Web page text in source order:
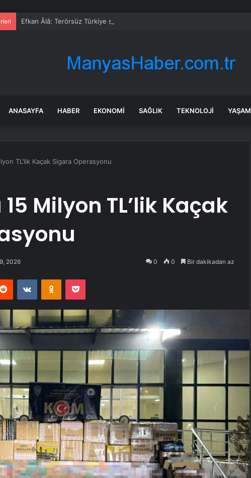
Efkan Âlâ: Terörsüz Türkiye sürecinde önemli aşamaya ulaşıldı
ANASAYFA HABER EKONOMI SAĞLIK TEKNOLOJI YAŞAM
TL’lik Kaçak Sigara Operasyonu
Milyon TL’lik Kaçak
2026 0 0 Bir dakikadan az
Reddit VKontakteOdnoklassniki
Pocket